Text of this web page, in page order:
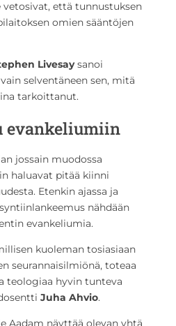
vetosivat, että tunnustuksen
omien sääntöjen
Livesaysanoi
selventäneen sen, mitä
tarkoittanut.
evankeliumiin
jossain muodossa
haluavat pitää kiinni
Etenkin ajassa ja
nähdään
evankeliumia.
kuoleman tosiasiaan
seurannaisilmiönä, toteaa
teologiaa hyvin tunteva
Juha Ahvio.
Aadam näyttää olevan yhtä